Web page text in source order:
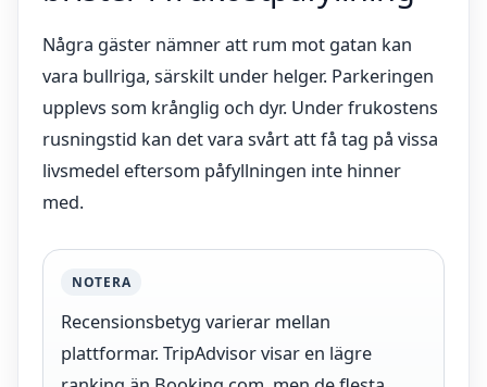
Några gäster nämner att rum mot gatan kan
vara bullriga, särskilt under helger. Parkeringen
upplevs som krånglig och dyr. Under frukostens
rusningstid kan det vara svårt att få tag på vissa
livsmedel eftersom påfyllningen inte hinner
med.
NOTERA
Recensionsbetyg varierar mellan
plattformar. TripAdvisor visar en lägre